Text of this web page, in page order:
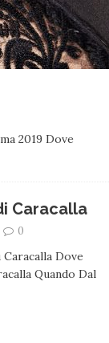
2019 Dove
Caracalla
0
Dove
Quando Dal